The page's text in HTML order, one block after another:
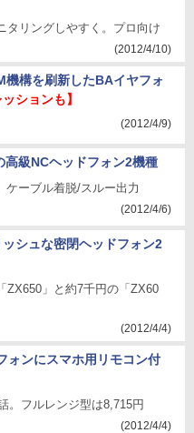
タリングしやすく。プロ向け
(2012/4/10)
機構を刷新したBAイヤフォ
ションも】
(2012/4/9)
級NCヘッドフォン2機種
ケーブル着脱/スルー出力
(2012/4/6)
シュな密閉ヘッドフォン2
ZX650」と約7千円の「ZX60
(2012/4/4)
ォンにスマホ用リモコン付
。フルレンジ型は8,715円
(2012/4/4)